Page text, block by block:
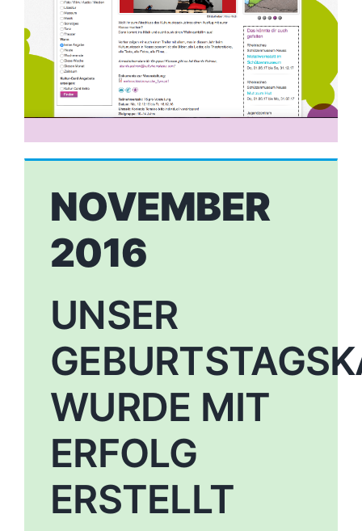
NOVEMBER
2016
UNSER
WURDE MIT
ERFOLG
ERSTELLT